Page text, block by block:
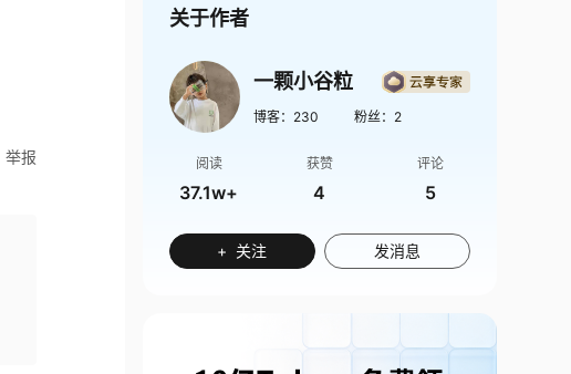
举报
关于作者
一颗小谷粒
博客： 230 粉丝： 2
阅读
37.1w+
获赞
4
评论
5
+ 关注 发消息